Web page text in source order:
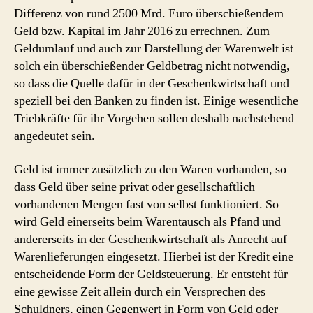
Differenz von rund 2500 Mrd. Euro überschießendem
Geld bzw. Kapital im Jahr 2016 zu errechnen. Zum
Geldumlauf und auch zur Darstellung der Warenwelt ist
solch ein überschießender Geldbetrag nicht notwendig,
so dass die Quelle dafür in der Geschenkwirtschaft und
speziell bei den Banken zu finden ist. Einige wesentliche
Triebkräfte für ihr Vorgehen sollen deshalb nachstehend
angedeutet sein.
Geld ist immer zusätzlich zu den Waren vorhanden, so
dass Geld über seine privat oder gesellschaftlich
vorhandenen Mengen fast von selbst funktioniert. So
wird Geld einerseits beim Warentausch als Pfand und
andererseits in der Geschenkwirtschaft als Anrecht auf
Warenlieferungen eingesetzt. Hierbei ist der Kredit eine
entscheidende Form der Geldsteuerung. Er entsteht für
eine gewisse Zeit allein durch ein Versprechen des
Schuldners, einen Gegenwert in Form von Geld oder